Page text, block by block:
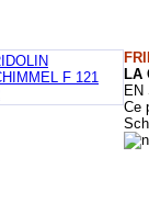
LA
EN
Ce